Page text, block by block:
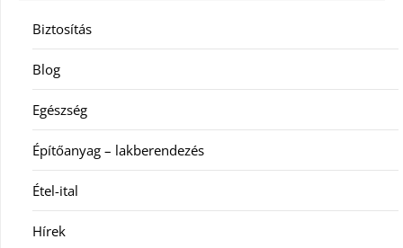
Biztosítás
Blog
Egészség
Építőanyag – lakberendezés
Étel-ital
Hírek